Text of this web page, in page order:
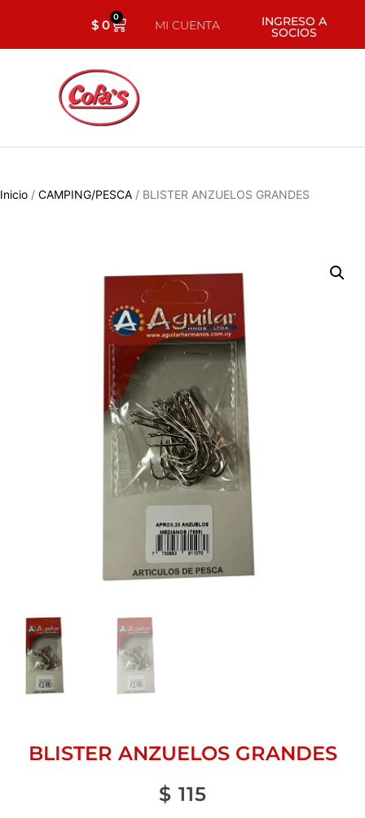
$0 0
MI CUENTA INGRESO A
SOCIOS
Inicio / CAMPING/PESCA / BLISTER ANZUELOS GRANDES
BLISTER ANZUELOS GRANDES
$ 115